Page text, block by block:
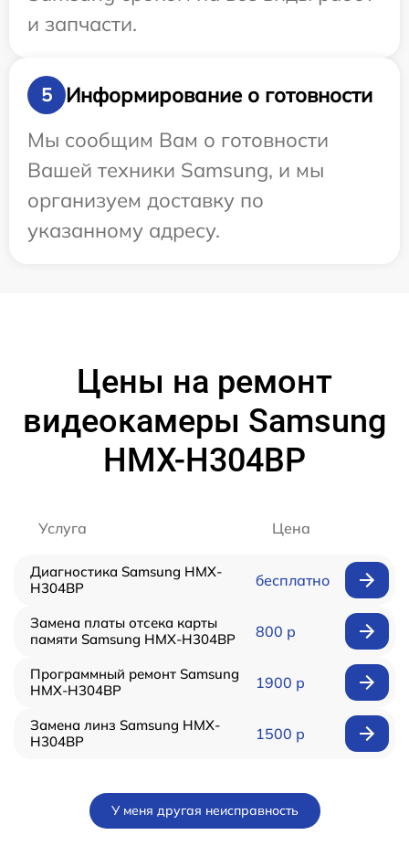
и запчасти.
5
Информирование о готовности
Мы сообщим Вам о готовности
Вашей техники Samsung, и мы
организуем доставку по
указанному адресу.
Цены на ремонт
видеокамеры Samsung
HMX-H304BP
Услуга Цена
Диагностика Samsung HMX-
H304BP
бесплатно
Замена платы отсека карты
памяти Samsung HMX-H304BP
800 р
Программный ремонт Samsung
HMX-H304BP
1900 р
Замена линз Samsung HMX-
H304BP
1500 р
У меня другая неисправность